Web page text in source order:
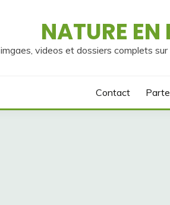
NATURE
imgaes, videos et dossiers complets
Contact